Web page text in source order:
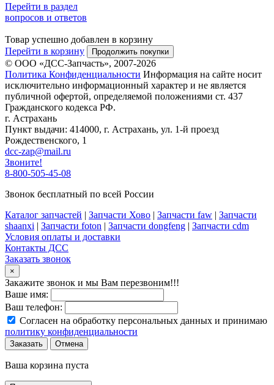
Перейти в раздел
вопросов и ответов
Товар успешно добавлен в корзину
Перейти в корзину
Продолжить покупки
© ООО «ДСС-Запчасть», 2007-2026
Политика Конфиденциальности Информация на сайте носит
исключительно информационный характер и не является
публичной офертой, определяемой положениями ст. 437
Гражданского кодекса РФ.
г. Астрахань
Пункт выдачи: 414000, г. Астрахань, ул. 1-й проезд
Рождественского, 1
dcc-zap@mail.ru
Звоните!
8-800-505-45-08
Звонок бесплатный по всей России
Каталог запчастей | Запчасти Хово | Запчасти faw | Запчасти
shaanxi | Запчасти foton | Запчасти dongfeng | Запчасти cdm
Условия оплаты и доставки
Контакты ДСС
Заказать звонок
×
Закажите звонок и мы Вам перезвоним!!!
Ваше имя:
Ваш телефон:
Согласен на обработку персональных данных и принимаю
политику конфиденциальности
Заказать Отмена
Ваша корзина пуста